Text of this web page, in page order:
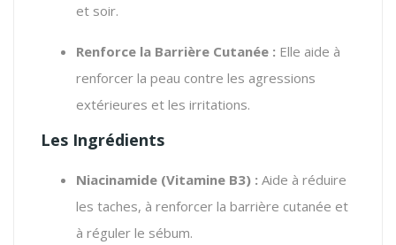
et soir.
Renforce la Barrière Cutanée : Elle aide à
renforcer la peau contre les agressions
extérieures et les irritations.
Les Ingrédients
Niacinamide (Vitamine B3) : Aide à réduire
les taches, à renforcer la barrière cutanée et
à réguler le sébum.